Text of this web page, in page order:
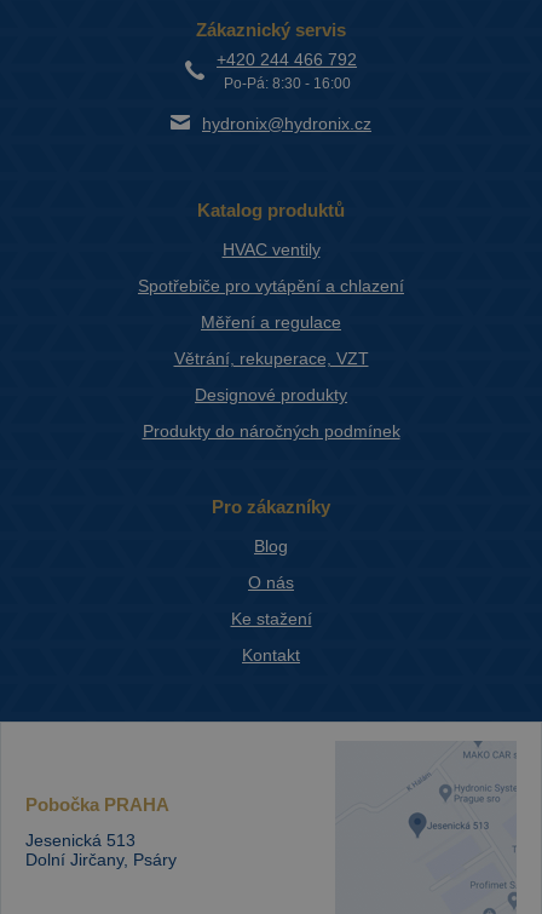
Zákaznický servis
+420 244 466 792
Po-Pá: 8:30 - 16:00
hydronix@hydronix.cz
Katalog produktů
HVAC ventily
Spotřebiče pro vytápění a chlazení
Měření a regulace
Větrání, rekuperace, VZT
Designové produkty
Produkty do náročných podmínek
Pro zákazníky
Blog
O nás
Ke stažení
Kontakt
Pobočka PRAHA
Jesenická 513
Dolní Jirčany, Psáry